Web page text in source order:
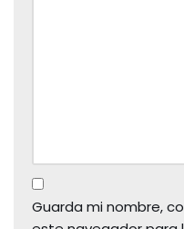
Guarda mi nombre,